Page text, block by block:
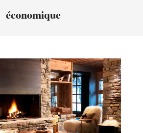
économique